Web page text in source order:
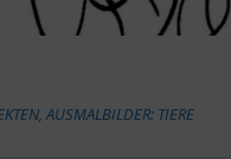
,AUSMALBILDER: TIERE